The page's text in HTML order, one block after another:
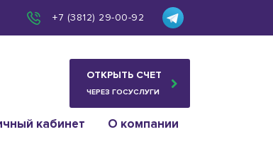
+7 (3812) 29-00-92
ОТКРЫТЬ СЧЕТ
ЧЕРЕЗ ГОСУСЛУГИ
кабинет О компании